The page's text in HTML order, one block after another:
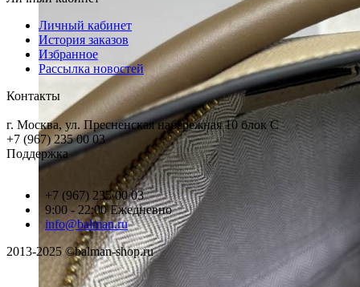
Личный кабинет
История заказов
Избранное
Рассылка новостей
Контакты
г. Москва, ул. Пресненская набережная 10 блок С
+7 (967) 235 00 03
Поддержка
+7 (967) 235 00 03
9:00 - 22:00 Ежедневно
info@balman.ru
2013-2025 ©balman-shop.ru